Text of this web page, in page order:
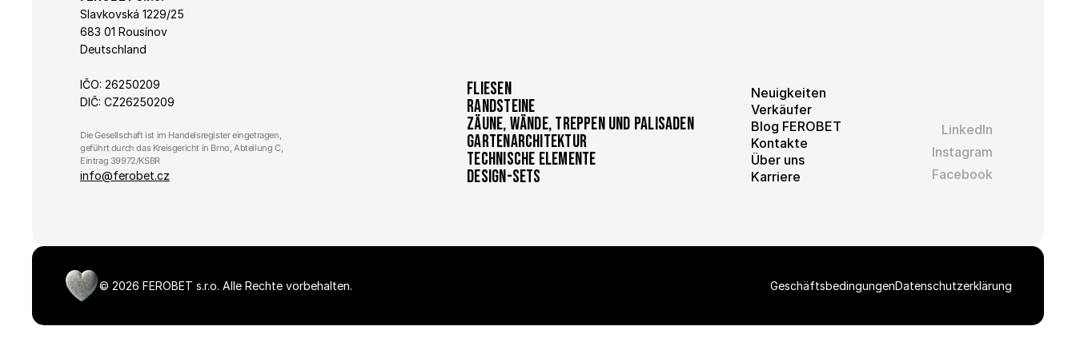
Slavkovská 1229/25
683 01 Rousínov
Deutschland
IČO: 26250209
DIČ: CZ26250209
Die Gesellschaft ist im Handelsregister eingetragen,
geführt durch das Kreisgericht in Brno, Abteilung C,
Eintrag 39972/KSBR
info@ferobet.cz
Fliesen
Randsteine
Zäune, Wände, Treppen und Palisaden
Gartenarchitektur
Technische Elemente
Design-Sets
Neuigkeiten
Verkäufer
Blog FEROBET
Kontakte
Über uns
Karriere
LinkedIn
Instagram
Facebook
© 2026 FEROBET s.r.o. Alle Rechte vorbehalten. GeschäftsbedingungenDatenschutzerklärung